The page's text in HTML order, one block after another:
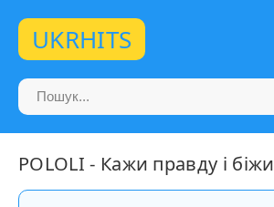
UKRHITS
POLOLI - Кажи правду і біжи